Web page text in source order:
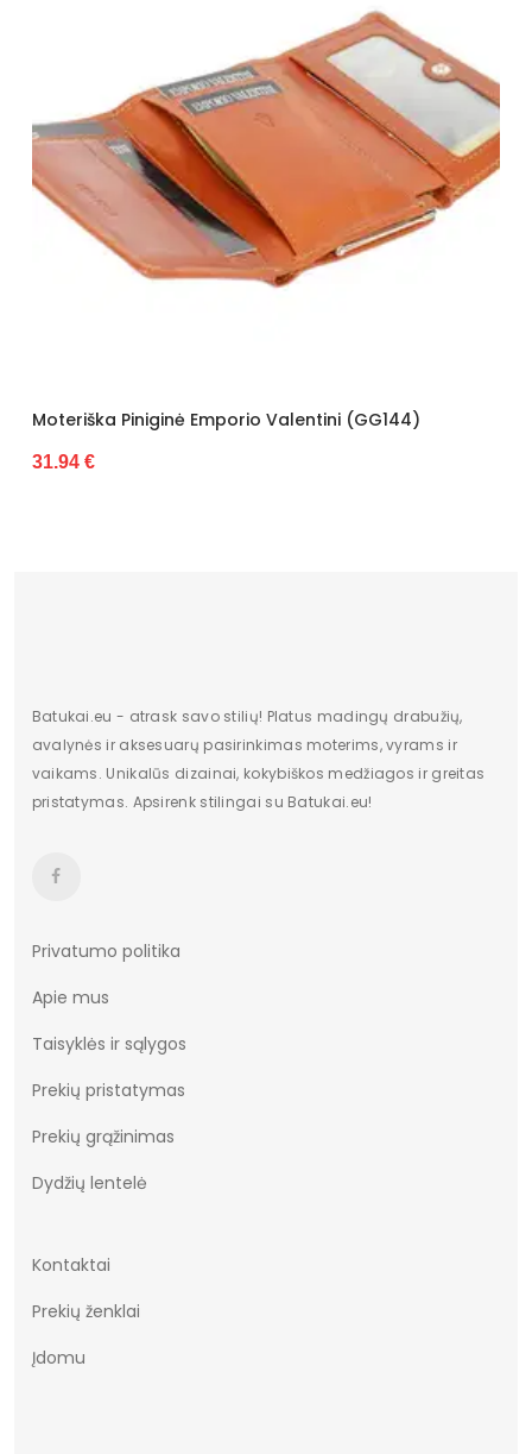
Piniginė Emporio Valentini (GG144)
Batukai.eu - atrask savo stilių! Platus madingų drabužių,
avalynės ir aksesuarų pasirinkimas moterims, vyrams ir
vaikams. Unikalūs dizainai, kokybiškos medžiagos ir greitas
pristatymas. Apsirenk stilingai su Batukai.eu!
Privatumo politika
Apie mus
Taisyklės ir sąlygos
Prekių pristatymas
Prekių grąžinimas
Dydžių lentelė
Kontaktai
Prekių ženklai
Įdomu